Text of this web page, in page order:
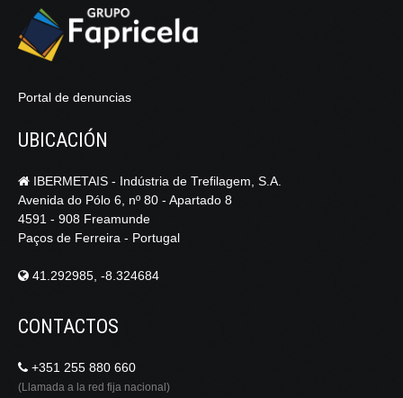
Portal de denuncias
UBICACIÓN
IBERMETAIS - Indústria de Trefilagem, S.A.
Avenida do Pólo 6, nº 80 - Apartado 8
4591 - 908 Freamunde
Paços de Ferreira - Portugal
41.292985, -8.324684
CONTACTOS
+351 255 880 660
(Llamada a la red fija nacional)